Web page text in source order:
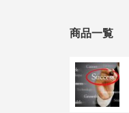
商品一覧